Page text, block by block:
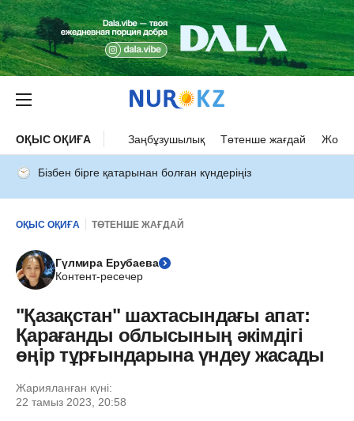
ОҚЫС ОҚИҒА Заңбұзушылық Төтенше жағдай Жол
Бізбен бірге қатарынан болған күндеріңіз
ОҚЫС ОҚИҒА ТӨТЕНШЕ ЖАҒДАЙ
Гүлмира Ерубаева
Контент-ресечер
"Қазақстан" шахтасындағы апат:
Қарағанды облысының әкімдігі
өңір тұрғындарына үндеу жасады
Жарияланған күні:
22 тамыз 2023, 20:58